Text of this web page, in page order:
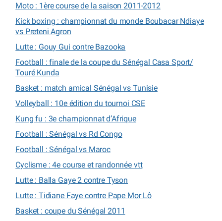
Moto : 1ère course de la saison 2011-2012
Kick boxing : championnat du monde Boubacar Ndiaye
vs Preteni Agron
Lutte : Gouy Gui contre Bazooka
Football : finale de la coupe du Sénégal Casa Sport/
Touré Kunda
Basket : match amical Sénégal vs Tunisie
Volleyball : 10e édition du tournoi CSE
Kung fu : 3e championnat d’Afrique
Football : Sénégal vs Rd Congo
Football : Sénégal vs Maroc
Cyclisme : 4e course et randonnée vtt
Lutte : Balla Gaye 2 contre Tyson
Lutte : Tidiane Faye contre Pape Mor Lô
Basket : coupe du Sénégal 2011